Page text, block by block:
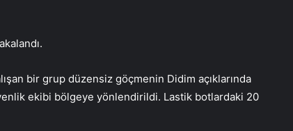
bir grup düzensiz göçmenin Didim açıklarında
ekibi bölgeye yönlendirildi. Lastik botlardaki 20